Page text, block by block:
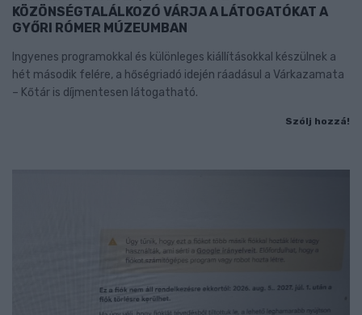
KÖZÖNSÉGTALÁLKOZÓ VÁRJA A LÁTOGATÓKAT A
GYŐRI RÓMER MÚZEUMBAN
Ingyenes programokkal és különleges kiállításokkal készülnek a
hét második felére, a hőségriadó idején ráadásul a Várkazamata
– Kőtár is díjmentesen látogatható.
Szólj hozzá!